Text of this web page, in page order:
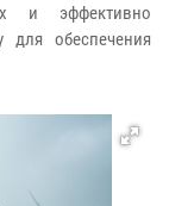
и эффективно
для обеспечения